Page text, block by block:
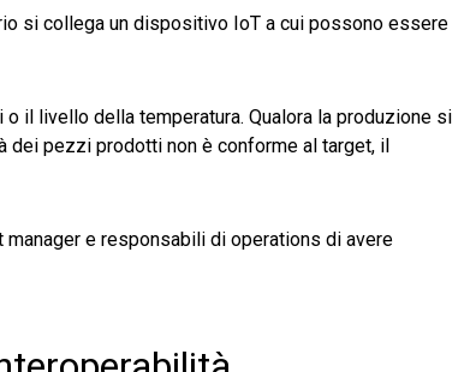
si collega un dispositivo IoT a cui possono essere
il livello della temperatura. Qualora la produzione si
pezzi prodotti non è conforme al target, il
e responsabili di operations di avere